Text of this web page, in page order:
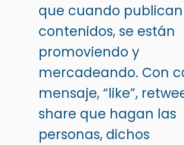
que cuando publican
contenidos, se están
promoviendo y
mercadeando. Con
mensaje, “like”,
share que hagan las
personas, dichos